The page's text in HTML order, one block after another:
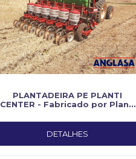
PLANTADEIRA PE PLANTI
CENTER - Fabricado por Planti
DETALHES